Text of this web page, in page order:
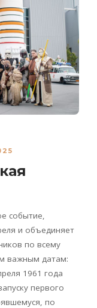
событие,
и объединяет
по всему
важным датам:
1961 года
первого
по